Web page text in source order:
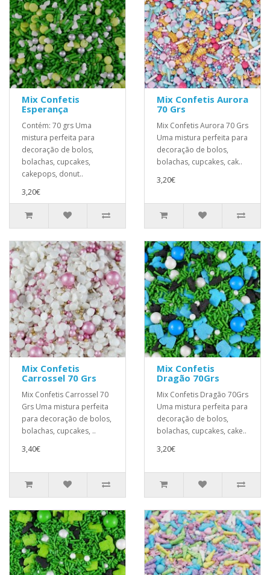
Mix Confetis
Esperança
Contém: 70 grs Uma
mistura perfeita para
decoração de bolos,
bolachas, cupcakes,
cakepops, donut..
3,20€
Mix Confetis Aurora
70 Grs
Mix Confetis Aurora 70 Grs
Uma mistura perfeita para
decoração de bolos,
bolachas, cupcakes, cak..
3,20€
Mix Confetis
Carrossel 70 Grs
Mix Confetis Carrossel 70
Grs Uma mistura perfeita
para decoração de bolos,
bolachas, cupcakes, ..
3,40€
Mix Confetis
Dragão 70Grs
Mix Confetis Dragão 70Grs
Uma mistura perfeita para
decoração de bolos,
bolachas, cupcakes, cake..
3,20€